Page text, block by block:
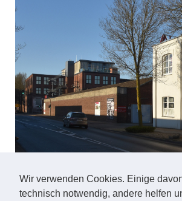
Wir verwenden Cookies. Einige
technisch notwendig, andere helfen